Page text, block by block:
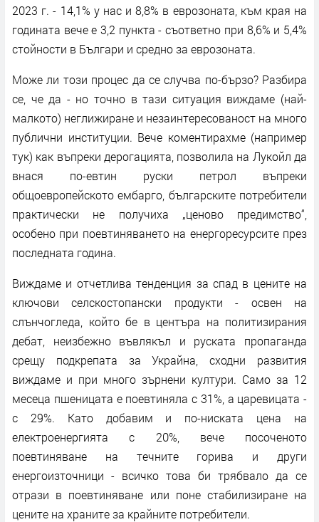
2023 г. - 14,1% у нас и 8,8% в еврозоната, към края на
годината вече е 3,2 пункта - съответно при 8,6% и 5,4%
стойности в Българи и средно за еврозоната.
Може ли този процес да се случва по-бързо? Разбира
се, че да - но точно в тази ситуация виждаме (най-
малкото) неглижиране и незаинтересованост на много
публични институции. Вече коментирахме (например
тук) как въпреки дерогацията, позволила на Лукойл да
внася по-евтин руски петрол въпреки
общоевропейското ембарго, българските потребители
практически не получиха „ценово предимство“,
особено при поевтиняването на енергоресурсите през
последната година.
Виждаме и отчетлива тенденция за спад в цените на
ключови селскостопански продукти - освен на
слънчогледа, който бе в центъра на политизирания
дебат, неизбежно въвлякъл и руската пропаганда
срещу подкрепата за Украйна, сходни развития
виждаме и при много зърнени култури. Само за 12
месеца пшеницата е поевтиняла с 31%, а царевицата -
с 29%. Като добавим и по-ниската цена на
електроенергията с 20%, вече посоченото
поевтиняване на течните горива и други
енергоизточници - всичко това би трябвало да се
отрази в поевтиняване или поне стабилизиране на
цените на храните за крайните потребители.